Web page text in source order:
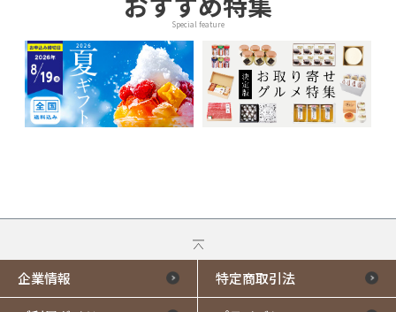
Special feature
企業情報 特定商取引法